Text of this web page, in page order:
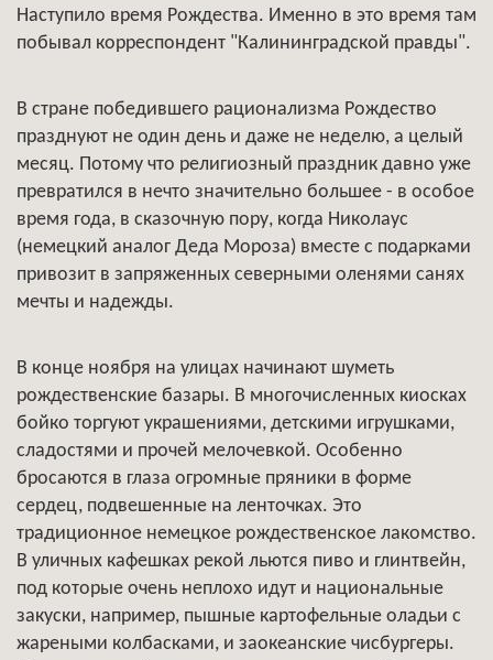
Наступило время Рождества. Именно в это время там
побывал корреспондент "Калининградской правды".
В стране победившего рационализма Рождество
празднуют не один день и даже не неделю, а целый
месяц. Потому что религиозный праздник давно уже
превратился в нечто значительно большее - в особое
время года, в сказочную пору, когда Николаус
(немецкий аналог Деда Мороза) вместе с подарками
привозит в запряженных северными оленями санях
мечты и надежды.
В конце ноября на улицах начинают шуметь
рождественские базары. В многочисленных киосках
бойко торгуют украшениями, детскими игрушками,
сладостями и прочей мелочевкой. Особенно
бросаются в глаза огромные пряники в форме
сердец, подвешенные на ленточках. Это
традиционное немецкое рождественское лакомство.
В уличных кафешках рекой льются пиво и глинтвейн,
под которые очень неплохо идут и национальные
закуски, например, пышные картофельные оладьи с
жареными колбасками, и заокеанские чисбургеры.